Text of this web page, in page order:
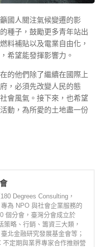
國人關注氣候變遷的影
種子，鼓勵更多青年站出
料補貼以及電業自由化，
希望能發揮影響力。
的他們除了繼續在國際上
，必須先改變人民的態
會風氣。接下來，也希望
動，為所愛的土地盡一份
Degrees Consulting，
為 NPO 與社會企業服務的
個分會，臺灣分會成立於
策略、行銷、籌資三大類，
北金融研究發展基金會等；
不定期與業界專家合作推辦營